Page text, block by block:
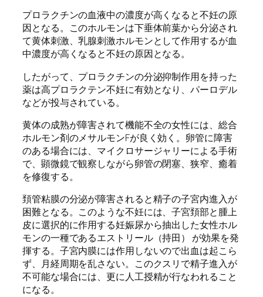
プロラクチンの血液中の濃度が高くなると不妊の原
因となる。このホルモンは下垂体前葉から分泌され
て黄体刺激、乳腺刺激ホルモンとして作用するが血
中濃度が高くなると不妊の原因となる。
したがって、プロラクチンの分泌抑制作用を持った
薬は高プロラクテン不妊に有効となり、パーロデル
などが投与されている。
黄体の成熟が障害されて機能不全の女性には、総合
ホルモン剤のメサルモンFが良く効く。卵管に障害
のある場合には、マイクロサージャリーによる手術
で、顕微鏡で観察しながら卵管の閉塞、狭窄、癒着
を修復する。
頚管粘膜の分泌が障害されると精子の子宮内進入が
困難となる。このような不妊には、子宮頚部と腫上
皮に選択的に作用する妊娠尿から抽出した女性ホル
モンの一種であるエストリール（持田） が効果を発
揮する。子宮内膜には作用しないので出血は起こら
ず、月経周期を乱さない。このクスリで精子進入が
不可能な場合には、更に人工授精が行なわれること
になる。